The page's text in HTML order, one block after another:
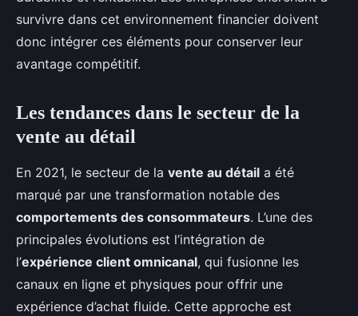
survivre dans cet environnement financier doivent
donc intégrer ces éléments pour conserver leur
avantage compétitif.
Les tendances dans le secteur de la
vente au détail
En 2021, le secteur de la vente au détail a été
marqué par une transformation notable des
comportements des consommateurs. L’une des
principales évolutions est l’intégration de
l’expérience client omnicanal, qui fusionne les
canaux en ligne et physiques pour offrir une
expérience d’achat fluide. Cette approche est